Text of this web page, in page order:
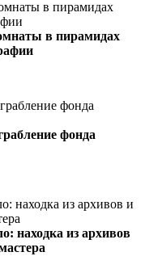
в пирамидах
фонда
находка из архивов